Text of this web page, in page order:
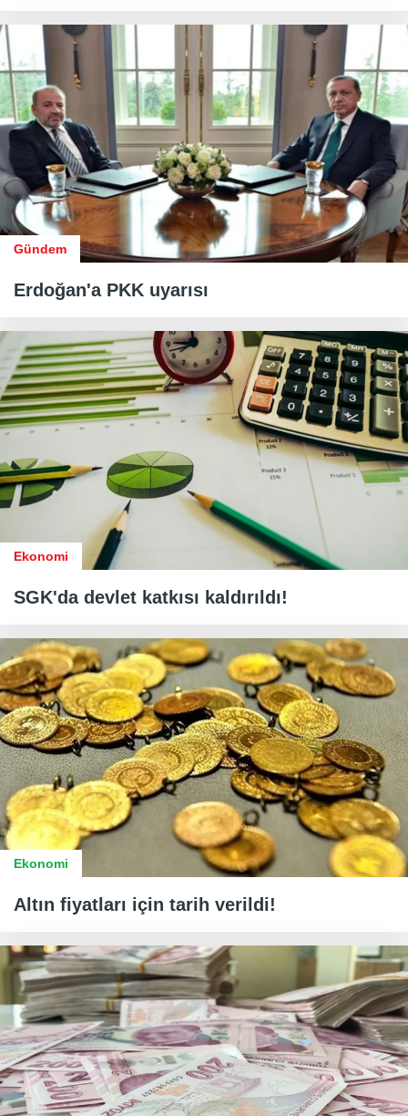
Gündem
Erdoğan'a PKK uyarısı
Ekonomi
SGK'da devlet katkısı kaldırıldı!
Ekonomi
Altın fiyatları için tarih verildi!